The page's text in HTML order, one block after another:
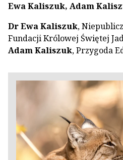
Ewa Kaliszuk, Adam
Dr Ewa Kaliszuk,
Fundacji Królowej Świętej
Adam Kaliszuk, Przygoda